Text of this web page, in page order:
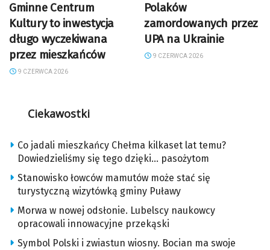
Gminne Centrum
Kultury to inwestycja
długo wyczekiwana
przez mieszkańców
9 CZERWCA 2026
Polaków
zamordowanych przez
UPA na Ukrainie
9 CZERWCA 2026
Ciekawostki
Co jadali mieszkańcy Chełma kilkaset lat temu?
Dowiedzieliśmy się tego dzięki… pasożytom
Stanowisko łowców mamutów może stać się
turystyczną wizytówką gminy Puławy
Morwa w nowej odsłonie. Lubelscy naukowcy
opracowali innowacyjne przekąski
Symbol Polski i zwiastun wiosny. Bocian ma swoje